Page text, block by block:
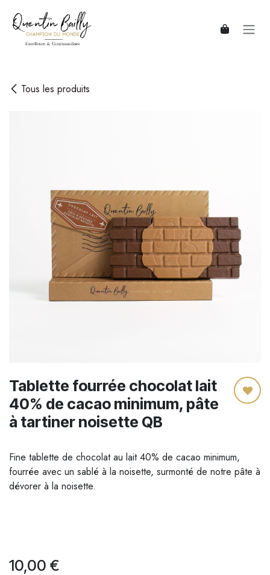
Tous les produits
Tablette fourrée chocolat lait
40% de cacao minimum, pâte
à tartiner noisette QB
Fine tablette de chocolat au lait 40% de cacao minimum,
fourrée avec un sablé à la noisette, surmonté de notre pâte à
dévorer à la noisette.
10,00 €